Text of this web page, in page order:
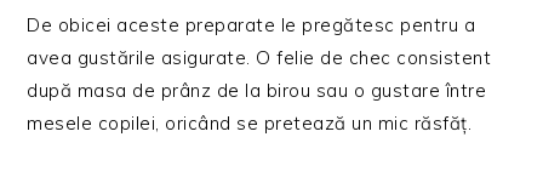
De obicei aceste preparate le pregătesc pentru a
avea gustările asigurate. O felie de chec consistent
după masa de prânz de la birou sau o gustare între
mesele copilei, oricând se pretează un mic răsfăț.